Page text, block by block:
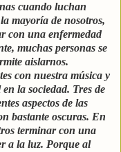
cuando luchan
mayoría de nosotros,
con una enfermedad
muchas personas se
aislarnos.
con nuestra música y
la sociedad. Tres de
aspectos de las
bastante oscuras. En
terminar con una
a la luz. Porque al